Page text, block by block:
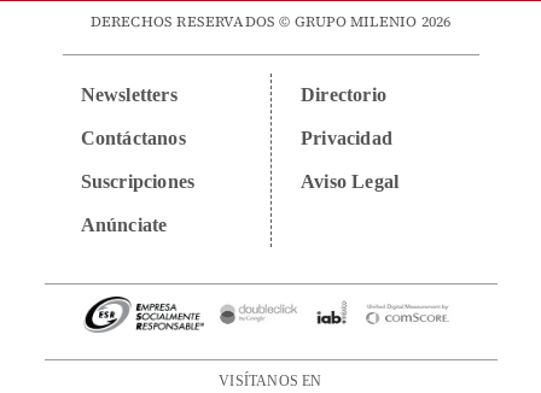
DERECHOS RESERVADOS © GRUPO MILENIO 2026
Newsletters
Contáctanos
Suscripciones
Anúnciate
Directorio
Privacidad
Aviso Legal
VISÍTANOS EN